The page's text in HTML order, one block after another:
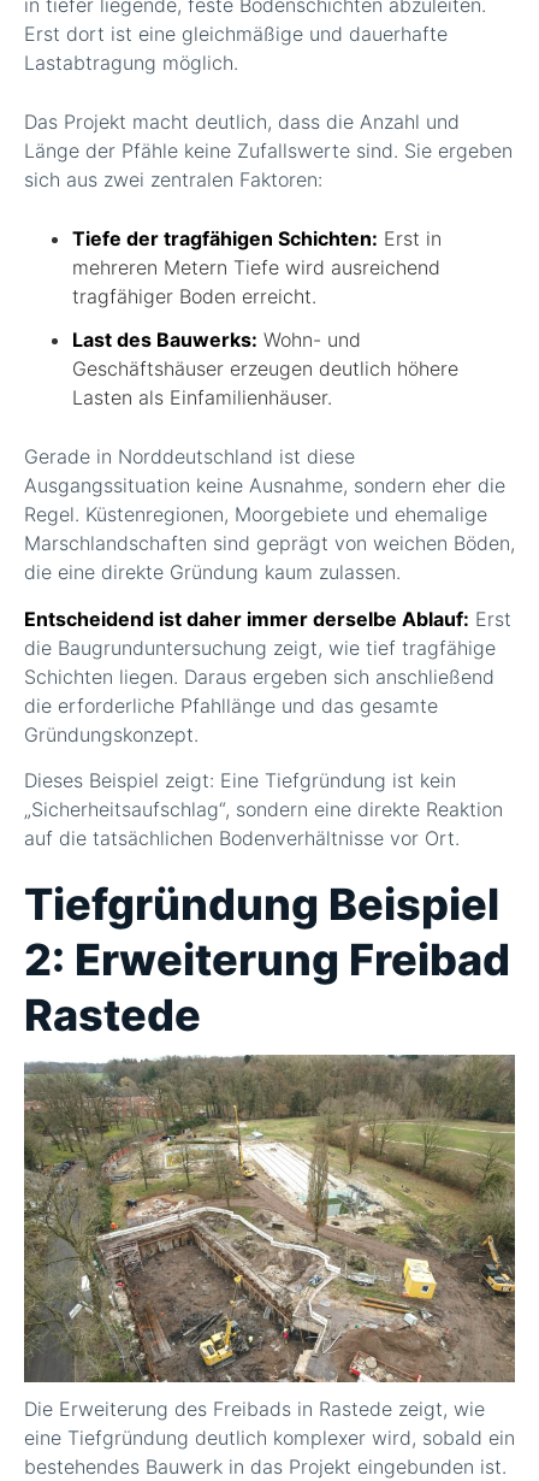
in tiefer liegende, feste Bodenschichten abzuleiten.
Erst dort ist eine gleichmäßige und dauerhafte
Lastabtragung möglich.
Das Projekt macht deutlich, dass die Anzahl und
Länge der Pfähle keine Zufallswerte sind. Sie ergeben
sich aus zwei zentralen Faktoren:
Tiefe der tragfähigen Schichten: Erst in
mehreren Metern Tiefe wird ausreichend
tragfähiger Boden erreicht.
Last des Bauwerks: Wohn- und
Geschäftshäuser erzeugen deutlich höhere
Lasten als Einfamilienhäuser.
Gerade in Norddeutschland ist diese
Ausgangssituation keine Ausnahme, sondern eher die
Regel. Küstenregionen, Moorgebiete und ehemalige
Marschlandschaften sind geprägt von weichen Böden,
die eine direkte Gründung kaum zulassen.
Entscheidend ist daher immer derselbe Ablauf: Erst
die Baugrunduntersuchung zeigt, wie tief tragfähige
Schichten liegen. Daraus ergeben sich anschließend
die erforderliche Pfahllänge und das gesamte
Gründungskonzept.
Dieses Beispiel zeigt: Eine Tiefgründung ist kein
„Sicherheitsaufschlag“, sondern eine direkte Reaktion
auf die tatsächlichen Bodenverhältnisse vor Ort.
Tiefgründung Beispiel
2: Erweiterung Freibad
Rastede
Die Erweiterung des Freibads in Rastede zeigt, wie
eine Tiefgründung deutlich komplexer wird, sobald ein
bestehendes Bauwerk in das Projekt eingebunden ist.